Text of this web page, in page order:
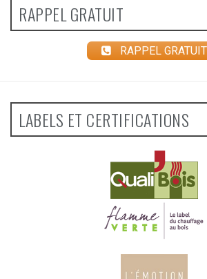
RAPPEL GRATUIT
RAPPEL GRATUIT
LABELS ET CERTIFICATIONS